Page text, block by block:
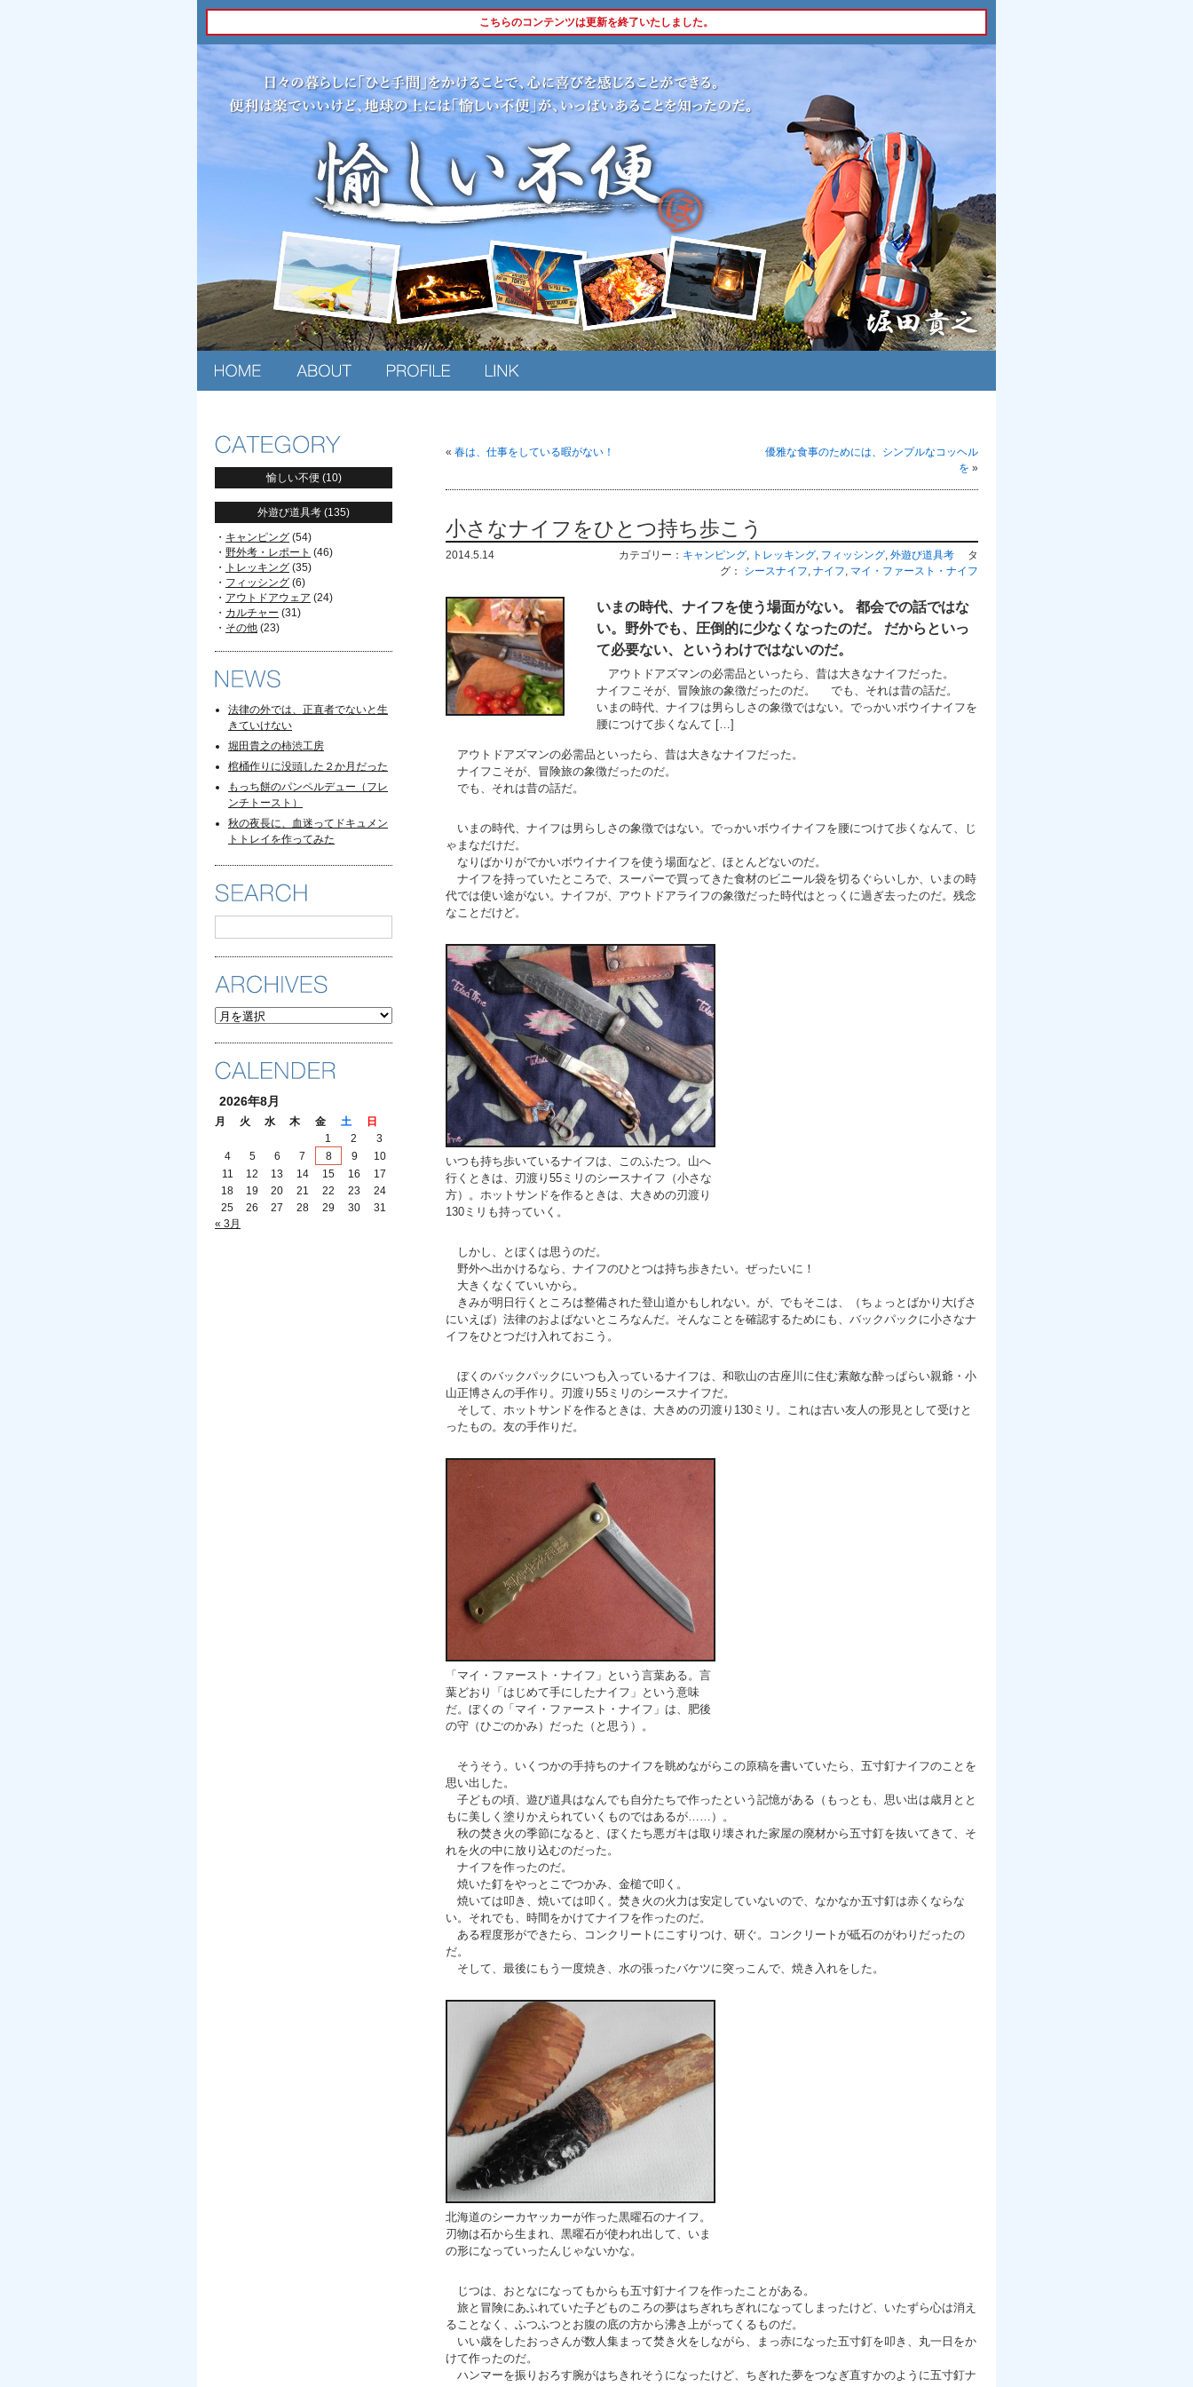
こちらのコンテンツは更新を終了いたしました。
« 春は、仕事をしている暇がない！
優雅な食事のためには、シンプルなコッヘル
を »
小さなナイフをひとつ持ち歩こう
2014.5.14 カテゴリー： キャンピング, トレッキング, フィッシング, 外遊び道具考
タ
グ： シースナイフ, ナイフ, マイ・ファースト・ナイフ
いまの時代、ナイフを使う場面がない。 都会での話ではな
い。野外でも、圧倒的に少なくなったのだ。 だからといっ
て必要ない、というわけではないのだ。
アウトドアズマンの必需品といったら、昔は大きなナイフだった。
ナイフこそが、冒険旅の象徴だったのだ。 でも、それは昔の話だ。
いまの時代、ナイフは男らしさの象徴ではない。でっかいボウイナイフを
腰につけて歩くなんて […]
アウトドアズマンの必需品といったら、昔は大きなナイフだった。
ナイフこそが、冒険旅の象徴だったのだ。
でも、それは昔の話だ。
いまの時代、ナイフは男らしさの象徴ではない。でっかいボウイナイフを腰につけて歩くなんて、じ
ゃまなだけだ。
なりばかりがでかいボウイナイフを使う場面など、ほとんどないのだ。
ナイフを持っていたところで、スーパーで買ってきた食材のビニール袋を切るぐらいしか、いまの時
代では使い途がない。ナイフが、アウトドアライフの象徴だった時代はとっくに過ぎ去ったのだ。残念
なことだけど。
いつも持ち歩いているナイフは、このふたつ。山へ
行くときは、刃渡り55ミリのシースナイフ（小さな
方）。ホットサンドを作るときは、大きめの刃渡り
130ミリも持っていく。
しかし、とぼくは思うのだ。
野外へ出かけるなら、ナイフのひとつは持ち歩きたい。ぜったいに！
大きくなくていいから。
きみが明日行くところは整備された登山道かもしれない。が、でもそこは、（ちょっとばかり大げさ
にいえば）法律のおよばないところなんだ。そんなことを確認するためにも、バックパックに小さなナ
イフをひとつだけ入れておこう。
ぼくのバックパックにいつも入っているナイフは、和歌山の古座川に住む素敵な酔っぱらい親爺・小
山正博さんの手作り。刃渡り55ミリのシースナイフだ。
そして、ホットサンドを作るときは、大きめの刃渡り130ミリ。これは古い友人の形見として受けと
ったもの。友の手作りだ。
「マイ・ファースト・ナイフ」という言葉ある。言
葉どおり「はじめて手にしたナイフ」という意味
だ。ぼくの「マイ・ファースト・ナイフ」は、肥後
の守（ひごのかみ）だった（と思う）。
そうそう。いくつかの手持ちのナイフを眺めながらこの原稿を書いていたら、五寸釘ナイフのことを
思い出した。
子どもの頃、遊び道具はなんでも自分たちで作ったという記憶がある（もっとも、思い出は歳月とと
もに美しく塗りかえられていくものではあるが……）。
秋の焚き火の季節になると、ぼくたち悪ガキは取り壊された家屋の廃材から五寸釘を抜いてきて、そ
れを火の中に放り込むのだった。
ナイフを作ったのだ。
焼いた釘をやっとこでつかみ、金槌で叩く。
焼いては叩き、焼いては叩く。焚き火の火力は安定していないので、なかなか五寸釘は赤くならな
い。それでも、時間をかけてナイフを作ったのだ。
ある程度形ができたら、コンクリートにこすりつけ、研ぐ。コンクリートが砥石のがわりだったの
だ。
そして、最後にもう一度焼き、水の張ったバケツに突っこんで、焼き入れをした。
北海道のシーカヤッカーが作った黒曜石のナイフ。
刃物は石から生まれ、黒曜石が使われ出して、いま
の形になっていったんじゃないかな。
じつは、おとなになってもからも五寸釘ナイフを作ったことがある。
旅と冒険にあふれていた子どものころの夢はちぎれちぎれになってしまったけど、いたずら心は消え
ることなく、ふつふつとお腹の底の方から沸き上がってくるものだ。
いい歳をしたおっさんが数人集まって焚き火をしながら、まっ赤になった五寸釘を叩き、丸一日をか
けて作ったのだ。
ハンマーを振りおろす腕がはちきれそうになったけど、ちぎれた夢をつなぎ直すかのように五寸釘ナ
愉しい不便 (10)
外遊び道具考 (135)
キャンピング (54)
野外考・レポート (46)
トレッキング (35)
フィッシング (6)
アウトドアウェア (24)
カルチャー (31)
その他 (23)
法律の外では、正直者でないと生
きていけない
堀田貴之の柿渋工房
棺桶作りに没頭した２か月だった
もっち餅のパンペルデュー（フレ
ンチトースト）
秋の夜長に、血迷ってドキュメン
トトレイを作ってみた
ARCHIVES
2026年8月
月 火 水 木 金 土
日
1
2
3
4
5 6 7 8 9
10
11
12 13 14 15 16
17
18
19 20 21 22 23
24
25
26 27 28 29 30
31
« 3月